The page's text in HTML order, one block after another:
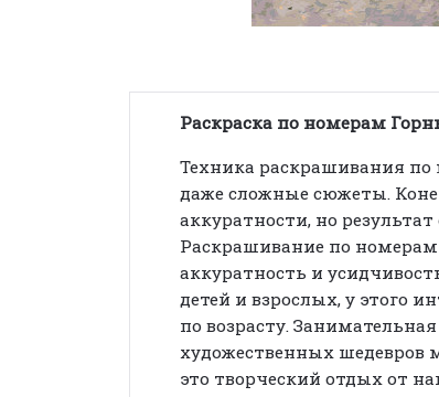
Раскраска по номерам
Техника раскрашивания по
даже сложные сюжеты.
аккуратности, но
Раскрашивание по номерам
аккуратность и
детей и взрослых, у этого
по возрасту.
художественных шедевров
это творческий отдых от